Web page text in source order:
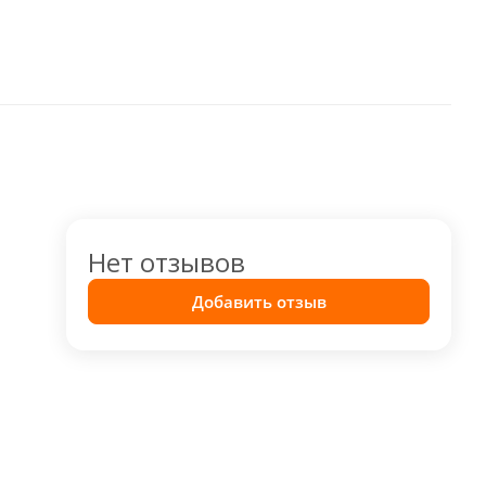
Нет отзывов
Добавить отзыв